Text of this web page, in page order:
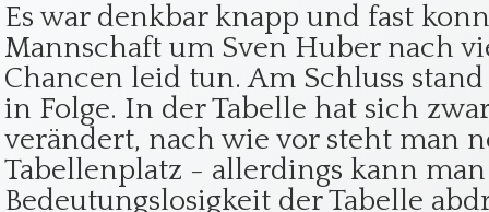
Es war denkbar knapp und fast
Mannschaft um Sven Huber nach
Chancen leid tun. Am Schluss
in Folge. In der Tabelle hat sich
verändert, nach wie vor steht man
Tabellenplatz - allerdings kann
Bedeutungslosigkeit der Tabelle